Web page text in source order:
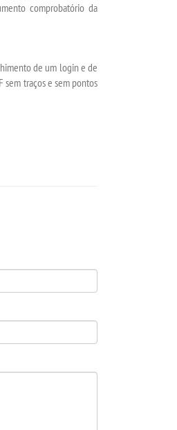
comprobatório da
de um logine de
sem traços e sem pontos